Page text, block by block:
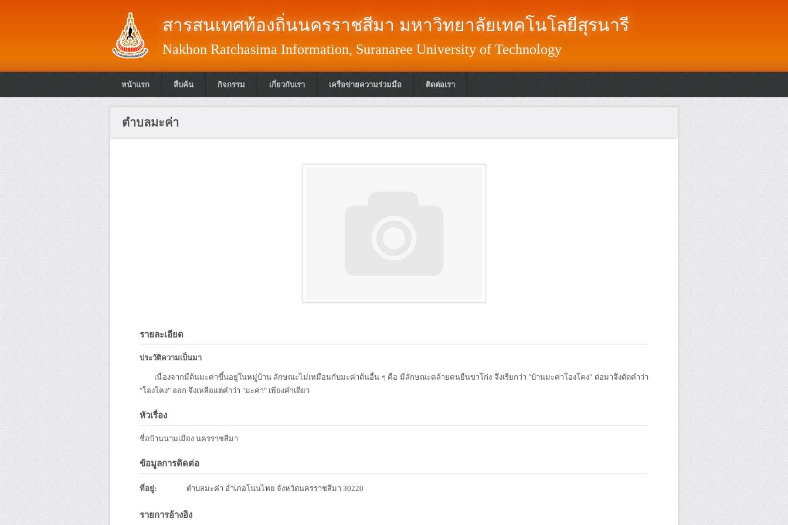
สารสนเทศท้องถิ่นนครราชสีมา มหาวิทยาลัยเทคโนโลยีสุรนารี
Nakhon Ratchasima Information, Suranaree University of Technology
หน้าแรก สืบค้น กิจกรรม เกี่ยวกับเรา เครือข่ายความร่วมมือ ติดต่อเรา
ตำบลมะค่า
รายละเอียด
ประวัติความเป็นมา
เนื่องจากมีต้นมะค่าขึ้นอยู่ในหมู่บ้าน ลักษณะไม่เหมือนกับมะค่าต้นอื่น ๆ คือ มีลักษณะคล้ายคนยืนขาโก่ง จึงเรียกว่า "บ้านมะค่าโองโคง" ต่อมาจึงตัดคำว่า
"โองโคง" ออก จึงเหลือแต่คำว่า "มะค่า" เพียงคำเดียว
หัวเรื่อง
ชื่อบ้านนามเมือง นครราชสีมา
ข้อมูลการติดต่อ
ที่อยู่: ตำบลมะค่า อำเภอโนนไทย จังหวัดนครราชสีมา 30220
รายการอ้างอิง